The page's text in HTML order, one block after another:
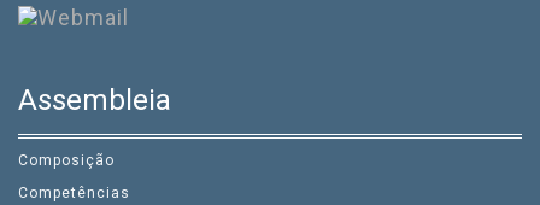
Assembleia
Composição
Competências